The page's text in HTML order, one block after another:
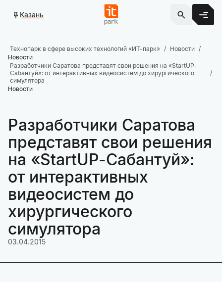
Казань
Технопарк в сфере высоких технологий «ИТ-парк»
Новости
Новости
Разработчики Саратова представят свои решения на «StartUP-
Сабантуй»: от интерактивных видеосистем до хирургического
симулятора
Новости
Разработчики Саратова
представят свои решения
на «StartUP-Сабантуй»:
от интерактивных
видеосистем до
хирургического
симулятора
03.04.2015